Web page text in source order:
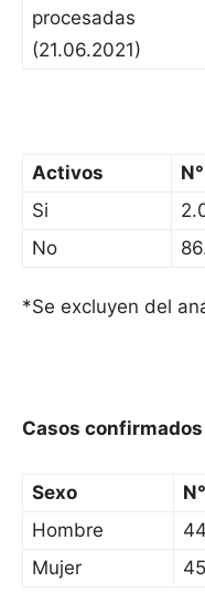
procesadas
(21.06.2021)
Activos
Si
No
*Se excluyen del
Casos
Sexo
Hombre
Mujer